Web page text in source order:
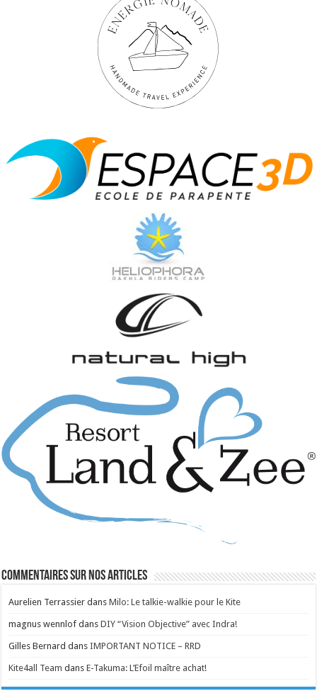
Commentaires sur nos articles
Aurelien Terrassier dansMilo: Le talkie-walkie pour le Kite
magnus wennlof dansDIY “Vision Objective” avec Indra!
Gilles Bernard dansIMPORTANT NOTICE – RRD
Kite4all Team dansE-Takuma: L’Efoil maître achat!